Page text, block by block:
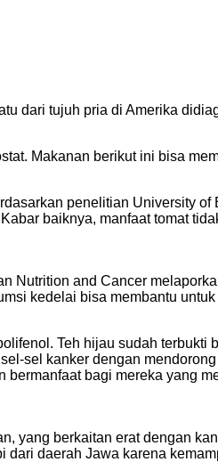
dari tujuh pria di Amerika
Makanan berikut ini bisa
penelitian University
baiknya, manfaat tomat
Nutrition and Cancer
kedelai bisa membantu
Teh hijau sudah terbukti
sel kanker dengan
bagi mereka yang
yang berkaitan erat dengan
daerah Jawa karena